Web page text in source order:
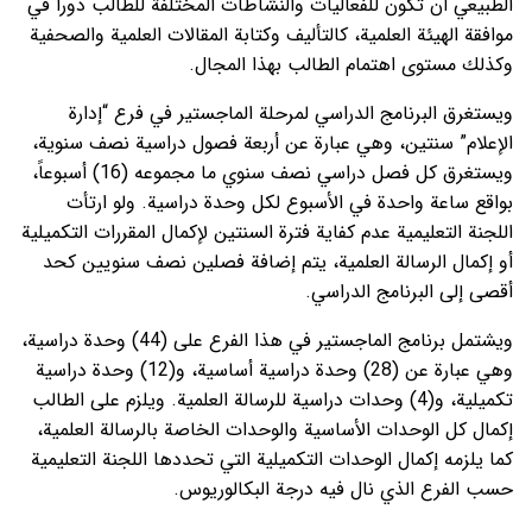
موافقة الهيئة العلمية، كالتأليف وكتابة المقالات العلمية والصحفية
وكذلك مستوى اهتمام الطالب بهذا المجال.
ويستغرق البرنامج الدراسي لمرحلة الماجستير في فرع “إدارة
الإعلام” سنتين، وهي عبارة عن أربعة فصول دراسية نصف سنوية،
ويستغرق كل فصل دراسي نصف سنوي ما مجموعه (16) أسبوعاً،
بواقع ساعة واحدة في الأسبوع لكل وحدة دراسية. ولو ارتأت
اللجنة التعليمية عدم كفاية فترة السنتين لإكمال المقررات التكميلية
أو إكمال الرسالة العلمية، يتم إضافة فصلين نصف سنويين كحد
أقصى إلى البرنامج الدراسي.
ويشتمل برنامج الماجستير في هذا الفرع على (44) وحدة دراسية،
وهي عبارة عن (28) وحدة دراسية أساسية، و(12) وحدة دراسية
تكميلية، و(4) وحدات دراسية للرسالة العلمية. ويلزم على الطالب
إكمال كل الوحدات الأساسية والوحدات الخاصة بالرسالة العلمية،
كما يلزمه إكمال الوحدات التكميلية التي تحددها اللجنة التعليمية
حسب الفرع الذي نال فيه درجة البكالوريوس.